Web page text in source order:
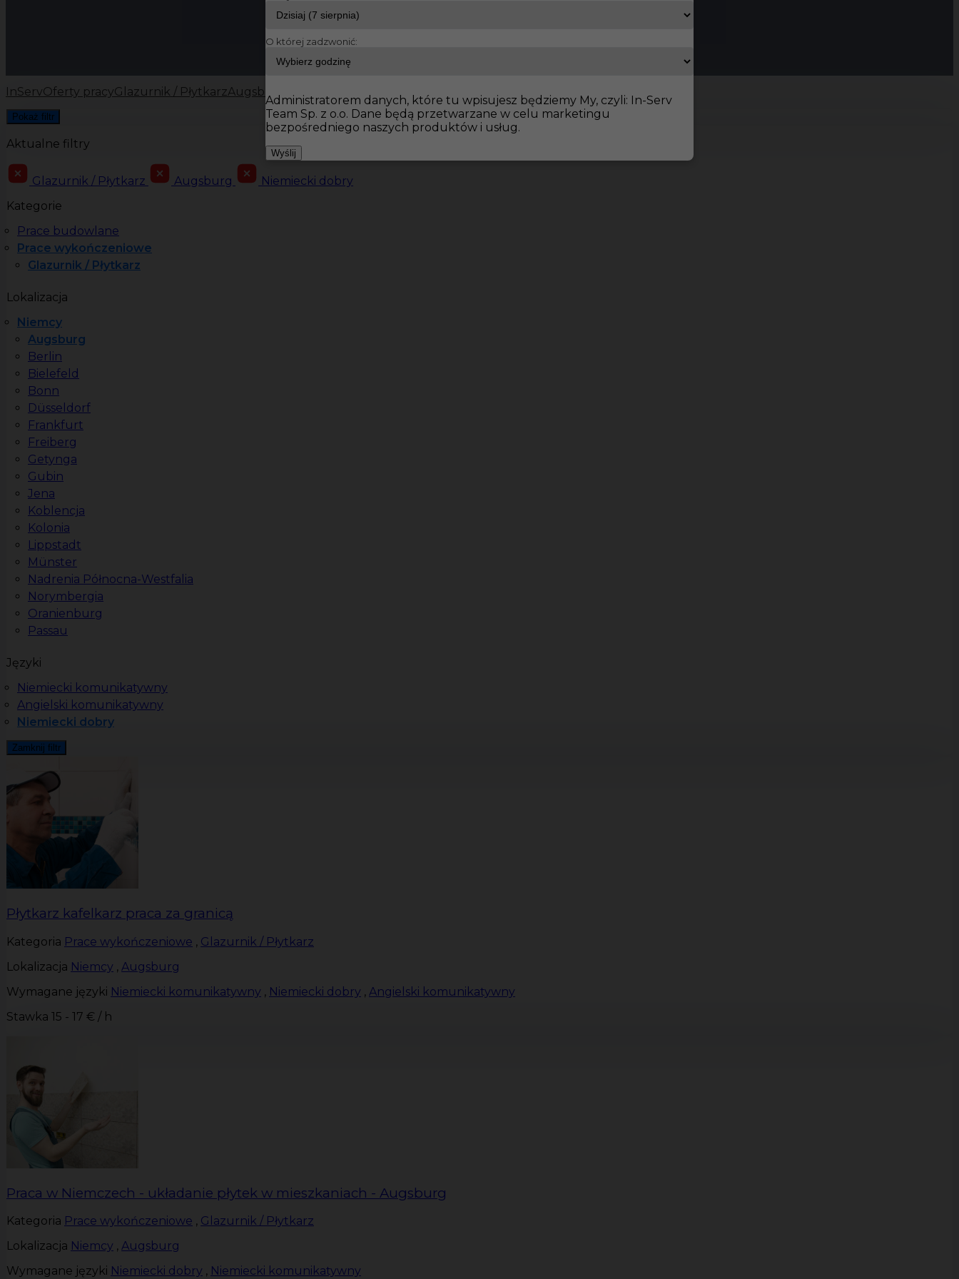
InServOferty pracyGlazurnik / PłytkarzAugsburg
Pokaż filtr
Aktualne filtry
Glazurnik / Płytkarz Augsburg
Niemiecki dobry
Kategorie
Prace budowlane
Prace wykończeniowe
Glazurnik / Płytkarz
Lokalizacja
Niemcy
Augsburg
Berlin
Bielefeld
Bonn
Düsseldorf
Frankfurt
Freiberg
Getynga
Gubin
Jena
Koblencja
Kolonia
Lippstadt
Münster
Nadrenia Północna-Westfalia
Norymbergia
Oranienburg
Passau
Języki
Niemiecki komunikatywny
Angielski komunikatywny
Niemiecki dobry
Zamknij filtr
Płytkarz kafelkarz praca za granicą
Kategoria Prace wykończeniowe , Glazurnik / Płytkarz
Lokalizacja Niemcy , Augsburg
Wymagane języki Niemiecki komunikatywny , Niemiecki dobry , Angielski komunikatywny
Stawka 15 - 17 € / h
Praca w Niemczech - układanie płytek w mieszkaniach - Augsburg
Kategoria Prace wykończeniowe , Glazurnik / Płytkarz
Lokalizacja Niemcy , Augsburg
Wymagane języki Niemiecki dobry , Niemiecki komunikatywny
O której zadzwonić:
Administratorem danych, które tu wpisujesz będziemy My, czyli: In-Serv
Team Sp. z o.o. Dane będą przetwarzane w celu marketingu
bezpośredniego naszych produktów i usług.
Wyślij